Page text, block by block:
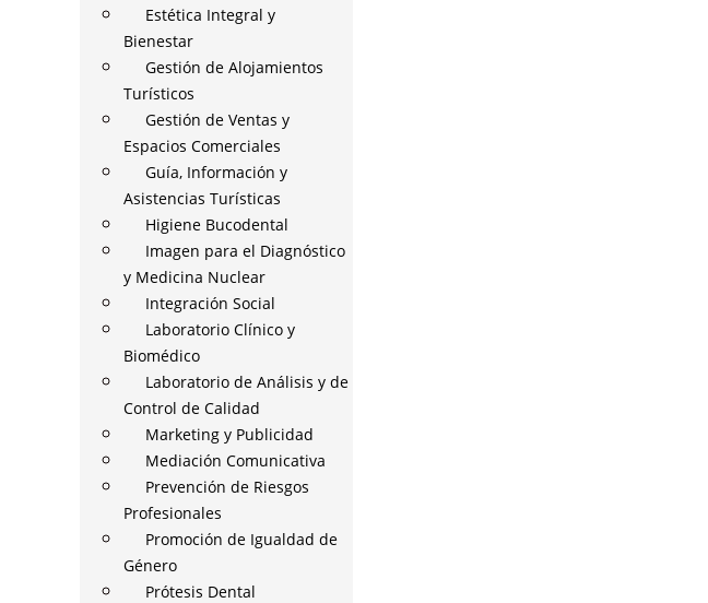
Estética Integral y
Bienestar
Gestión de Alojamientos
Turísticos
Gestión de Ventas y
Espacios Comerciales
Guía, Información y
Asistencias Turísticas
Higiene Bucodental
Imagen para el Diagnóstico
y Medicina Nuclear
Integración Social
Laboratorio Clínico y
Biomédico
Laboratorio de Análisis y de
Control de Calidad
Marketing y Publicidad
Mediación Comunicativa
Prevención de Riesgos
Profesionales
Promoción de Igualdad de
Género
Prótesis Dental